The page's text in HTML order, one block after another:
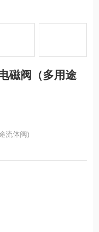
磁阀（多用途
流体阀)
代码，φ2.0mm 通径） +
）、接口（Rc/G/NPT